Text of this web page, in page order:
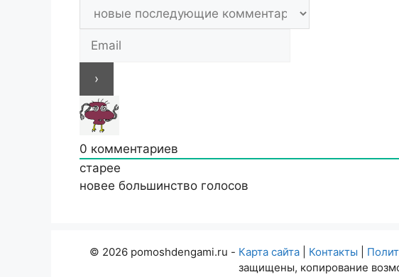
0 комментариев
старее
новее большинство голосов
© 2026 pomoshdengami.ru - Карта сайта Контакты
защищены, копирование